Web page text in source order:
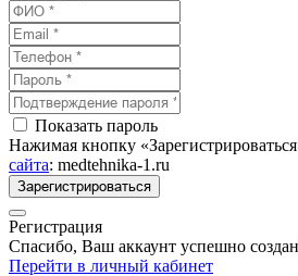
Показать пароль
Нажимая кнопку
сайта: medtehnika-1.ru
Зарегистрироваться
Регистрация
Спасибо, Ваш аккаунт успешно
Перейти в личный кабинет